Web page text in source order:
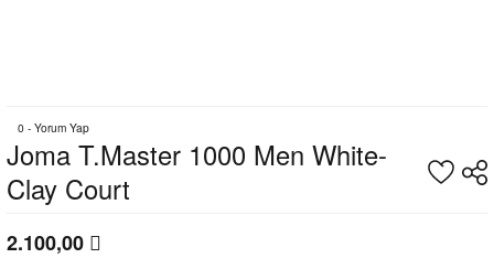
0 - Yorum Yap
Joma T.Master 1000 Men White-
Clay Court
2.100,00